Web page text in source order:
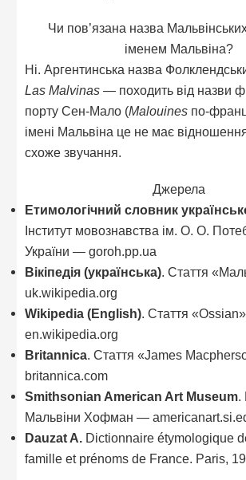
Чи пов’язана назва
іменем Мальвіна?
Ні. Аргентинська назва
Las Malvinas — походить від назви
порту Сен-Мало (Malouines по-
імені Мальвіна це не має
схоже звучання.
Джерела
Етимологічний словник
Інститут мовознавства ім. О. О.
України — goroh.pp.ua
Вікіпедія (українська). Стаття
uk.wikipedia.org
Wikipedia (English). Стаття
en.wikipedia.org
Britannica. Стаття «James
britannica.com
Smithsonian American Art Museum.
Мальвіни Хофман —
Dauzat A. Dictionnaire étymologique
famille et prénoms de France. Paris,